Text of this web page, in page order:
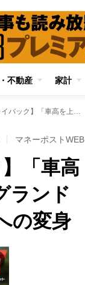
不動産 家計
【スバル・レヴォーグ・レイバック】「車高を上げただけ」ではない“全天候型グランドツアラー”と呼ぶにふさわしいSUVへの変身
マネーポストWEB
「車高
ランド
の変身